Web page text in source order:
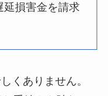
延損害金を請求
くありません。